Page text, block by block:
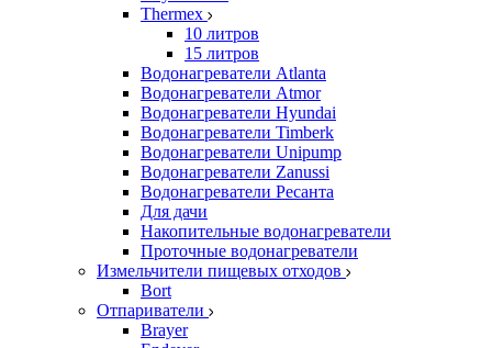
Thermex
10 литров
15 литров
Водонагреватели Atlanta
Водонагреватели Atmor
Водонагреватели Hyundai
Водонагреватели Timberk
Водонагреватели Unipump
Водонагреватели Zanussi
Водонагреватели Ресанта
Для дачи
Накопительные водонагреватели
Проточные водонагреватели
Измельчители пищевых отходов
Bort
Отпариватели
Brayer